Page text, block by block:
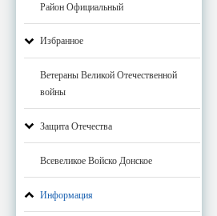
Район Официальный
Избранное
Ветераны Великой Отечественной
войны
Защита Отечества
Всевеликое Войско Донское
Информация